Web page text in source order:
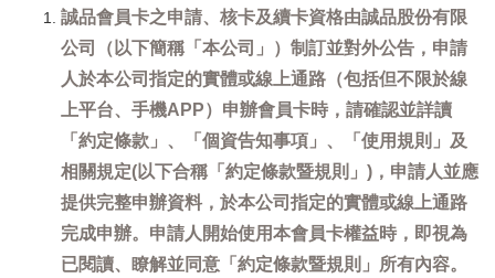
誠品會員卡之申請、核卡及續卡資格由誠品股份有限
公司（以下簡稱「本公司」）制訂並對外公告，申請
人於本公司指定的實體或線上通路（包括但不限於線
上平台、手機APP）申辦會員卡時，請確認並詳讀
「約定條款」、「個資告知事項」、「使用規則」及
相關規定(以下合稱「約定條款暨規則」)，申請人並應
提供完整申辦資料，於本公司指定的實體或線上通路
完成申辦。申請人開始使用本會員卡權益時，即視為
已閱讀、瞭解並同意「約定條款暨規則」所有內容。